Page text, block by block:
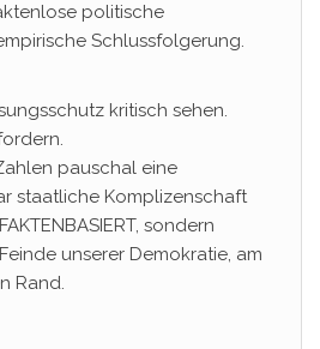
politische
Schlussfolgerung.
kritisch sehen.
pauschal eine
staatliche Komplizenschaft
sondern
unserer Demokratie, am
Rand.